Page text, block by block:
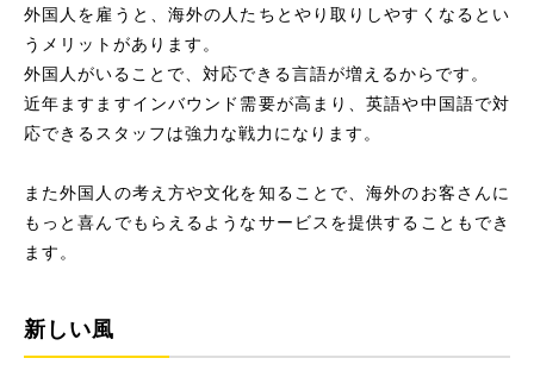
外国人を雇うと、海外の人たちとやり取りしやすくなるとい
うメリットがあります。
外国人がいることで、対応できる言語が増えるからです。
近年ますますインバウンド需要が高まり、英語や中国語で対
応できるスタッフは強力な戦力になります。
また外国人の考え方や文化を知ることで、海外のお客さんに
もっと喜んでもらえるようなサービスを提供することもでき
ます。
新しい風